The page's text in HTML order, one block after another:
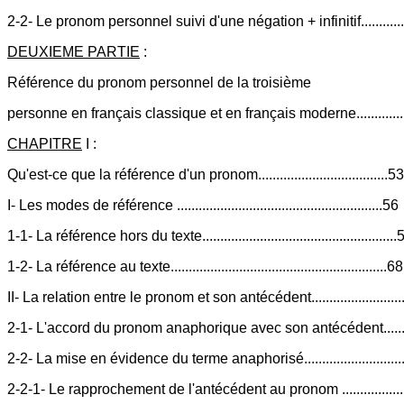
2-2- Le pronom personnel suivi d'une négation +
DEUXIEME PARTIE :
Référence du pronom personnel de la troisième
personne en français classique et en français
CHAPITRE I :
Qu'est-ce que la référence d'un pronom....................................53
I- Les modes de référence .........................................................56
1-1- La référence hors du
1-2- La référence au texte............................................................68
II- La relation entre le pronom et son
2-1- L'accord du pronom anaphorique avec son
2-2- La mise en évidence du terme
2-2-1- Le rapprochement de l'antécédent au pronom